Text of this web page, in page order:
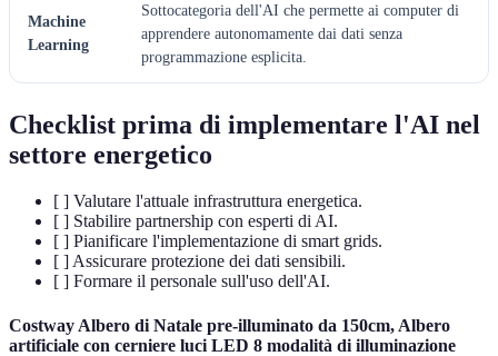
Machine
Learning
Sottocategoria dell'AI che permette ai computer di
apprendere autonomamente dai dati senza
programmazione esplicita.
Checklist prima di implementare l'AI nel
settore energetico
[ ] Valutare l'attuale infrastruttura energetica.
[ ] Stabilire partnership con esperti di AI.
[ ] Pianificare l'implementazione di smart grids.
[ ] Assicurare protezione dei dati sensibili.
[ ] Formare il personale sull'uso dell'AI.
Costway Albero di Natale pre-illuminato da 150cm, Albero
artificiale con cerniere luci LED 8 modalità di illuminazione